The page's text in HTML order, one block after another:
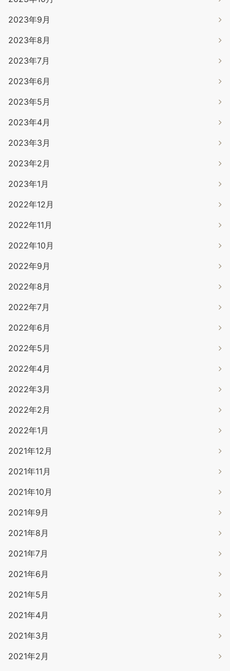
2023年9月
2023年8月
2023年7月
2023年6月
2023年5月
2023年4月
2023年3月
2023年2月
2023年1月
2022年12月
2022年11月
2022年10月
2022年9月
2022年8月
2022年7月
2022年6月
2022年5月
2022年4月
2022年3月
2022年2月
2022年1月
2021年12月
2021年11月
2021年10月
2021年9月
2021年8月
2021年7月
2021年6月
2021年5月
2021年4月
2021年3月
2021年2月